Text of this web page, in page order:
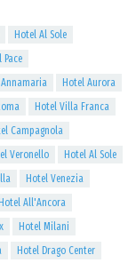
Hotel Al Sole
Pace
Hotel Aurora
Hotel Villa Franca
Campagnola
Veronello
Hotel Al Sole
Hotel Venezia
Hotel All'Ancora
Hotel Milani
Hotel Drago Center